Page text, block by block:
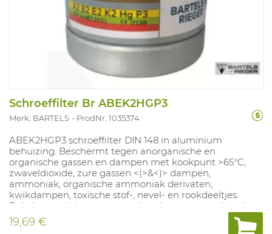
Schroeffilter Br ABEK2HGP3
Merk: BARTELS ProdNr. 1035374
ABEK2HGP3 schroeffilter DIN 148 in aluminium
behuizing. Beschermt tegen anorganische en
organische gassen en dampen met kookpunt >65°C,
zwaveldioxide, zure gassen <(>&<)> dampen,
ammoniak, organische ammoniak derivaten,
kwikdampen, toxische stof-, nevel- en rookdeeltjes.
Enkel te combineren met volmasker met standaard
schroefdraad. Filter van klasse 2: tot max concentratie
van 0,5 %.
19,69 €